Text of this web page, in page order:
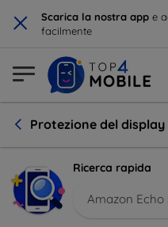
× Scarica la nostra app e
facilmente
Protezione del display
Ricerca rapida
Amazon Echo